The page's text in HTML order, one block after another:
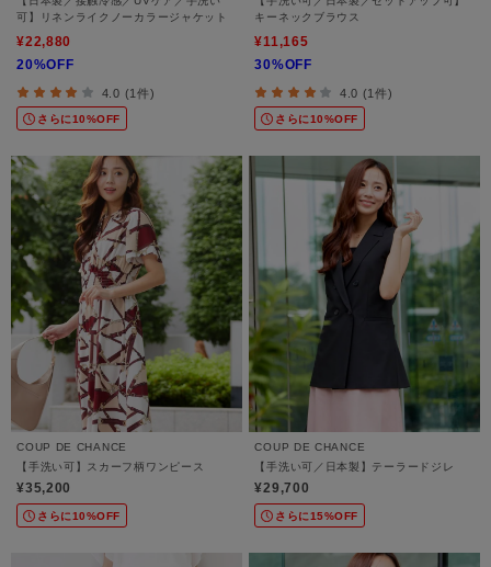
可】リネンライクノーカラージャケット
¥22,880
20%OFF
4.0 (1件)
さらに10%OFF
キーネックブラウス
¥11,165
30%OFF
4.0 (1件)
さらに10%OFF
COUP DE CHANCE
【手洗い可】スカーフ柄ワンピース
¥35,200
さらに10%OFF
COUP DE CHANCE
【手洗い可／日本製】テーラードジレ
¥29,700
さらに15%OFF